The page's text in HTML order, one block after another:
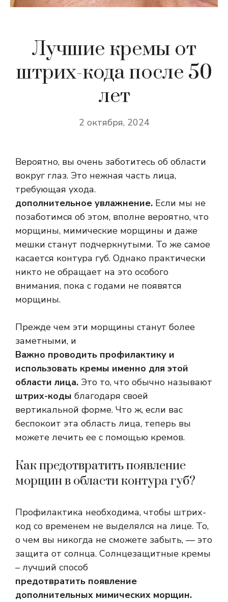
Лучшие кремы от
штрих-кода после 50
лет
2 октября, 2024
Вероятно, вы очень заботитесь об области
вокруг глаз. Это нежная часть лица,
требующая ухода.
дополнительное увлажнение. Если мы не
позаботимся об этом, вполне вероятно, что
морщины, мимические морщины и даже
мешки станут подчеркнутыми. То же самое
касается контура губ. Однако практически
никто не обращает на это особого
внимания, пока с годами не появятся
морщины.
Прежде чем эти морщины станут более
заметными, и
Важно проводить профилактику и
использовать кремы именно для этой
области лица. Это то, что обычно называют
штрих-коды благодаря своей
вертикальной форме. Что ж, если вас
беспокоит эта область лица, теперь вы
можете лечить ее с помощью кремов.
Как предотвратить появление
морщин в области контура губ?
Профилактика необходима, чтобы штрих-
код со временем не выделялся на лице. То,
о чем вы никогда не сможете забыть, — это
защита от солнца. Солнцезащитные кремы
– лучший способ
предотвратить появление
дополнительных мимических морщин.